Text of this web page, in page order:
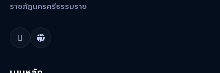
ราชภัฏนครศรีธรรมราช